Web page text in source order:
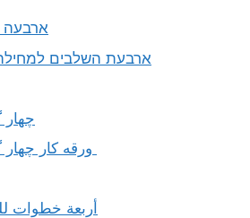
ארבעה
ארבעת השלבים למחילה
أربعة خطوات